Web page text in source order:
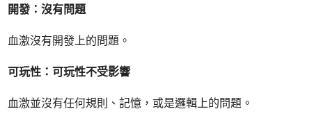
開發：沒有問題
血激沒有開發上的問題。
可玩性：可玩性不受影響
血激並沒有任何規則、記憶，或是邏輯上的問題。